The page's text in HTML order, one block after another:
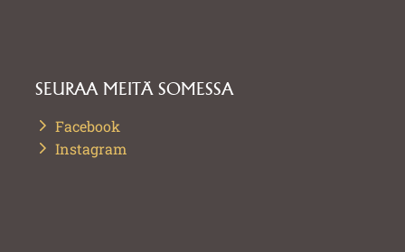
SEURAA MEITÄ SOMESSA
Facebook
Instagram